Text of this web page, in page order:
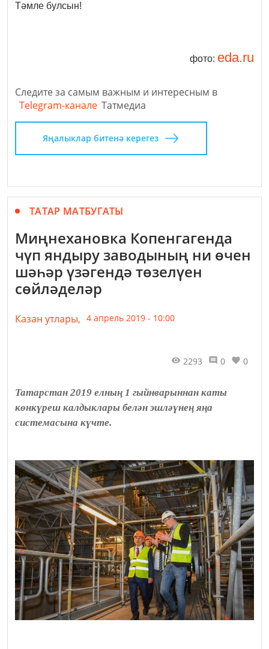
Тәмле булсын!
фото: eda.ru
Следите за самым важным и интересным в
Telegram-канале Татмедиа
Яңалыклар битенә керегез
ТАТАР МАТБУГАТЫ
Миңнехановка Копенгагенда
чүп яндыру заводының ни өчен
шәһәр үзәгендә төзелүен
сөйләделәр
Казан утлары, 4 апрель 2019 - 10:00
2293 0 0
Татарстан 2019 елның 1 гыйнварыннан каты
көнкүреш калдыклары белән эшләүнең яңа
системасына күчте.